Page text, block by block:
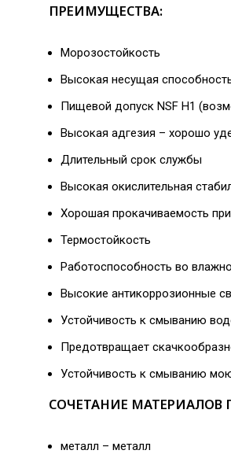
ПРЕИМУЩЕСТВА:
Морозостойкость
Высокая несущая
Пищевой допуск NSF H1
Высокая адгезия – хорошо
Длительный срок службы
Высокая окислительная
Хорошая прокачиваемость
Термостойкость
Работоспособность во
Высокие антикоррозионные
Устойчивость к смыванию
Предотвращает
Устойчивость к смыванию
СОЧЕТАНИЕ МАТЕРИАЛОВ
металл – металл